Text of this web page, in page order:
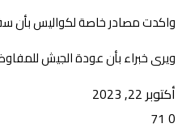
واكدت مصادر خاصة لكواليس بأن
ويرى خبراء بأن عودة الجيش
أكتوبر 22, 2023
0